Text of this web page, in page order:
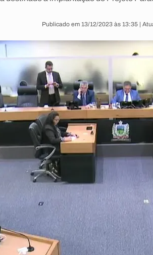
Publicado em 13/12/2023 às 13:35 |